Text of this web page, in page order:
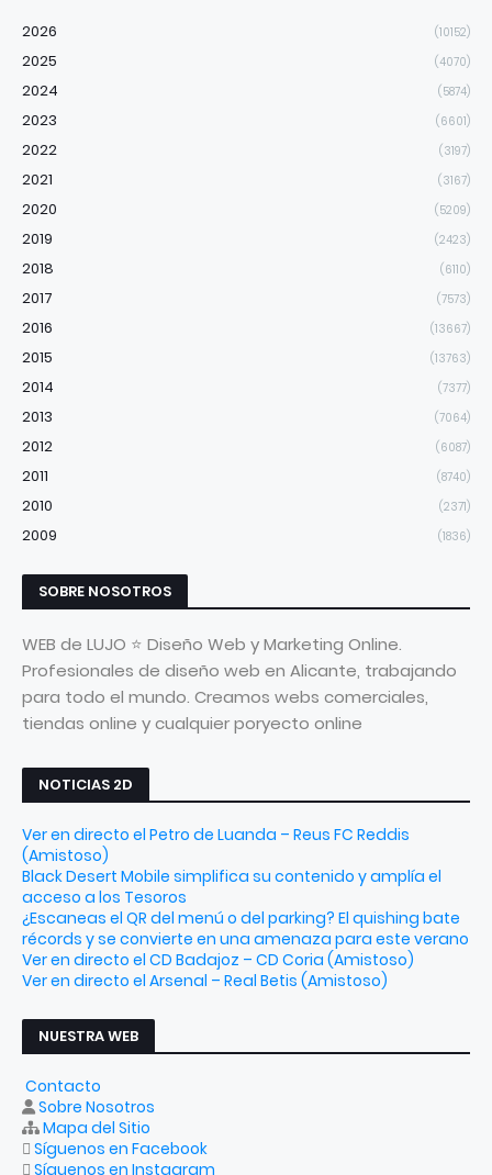
2026 (10152)
2025 (4070)
2024 (5874)
2023 (6601)
2022 (3197)
2021 (3167)
2020 (5209)
2019 (2423)
2018 (6110)
2017 (7573)
2016 (13667)
2015 (13763)
2014 (7377)
2013 (7064)
2012 (6087)
2011 (8740)
2010 (2371)
2009 (1836)
SOBRE NOSOTROS
WEB de LUJO ⭐ Diseño Web y Marketing Online.
Profesionales de diseño web en Alicante, trabajando
para todo el mundo. Creamos webs comerciales,
tiendas online y cualquier poryecto online
NOTICIAS 2D
Ver en directo el Petro de Luanda – Reus FC Reddis
(Amistoso)
Black Desert Mobile simplifica su contenido y amplía el
acceso a los Tesoros
¿Escaneas el QR del menú o del parking? El quishing bate
récords y se convierte en una amenaza para este verano
Ver en directo el CD Badajoz – CD Coria (Amistoso)
Ver en directo el Arsenal – Real Betis (Amistoso)
NUESTRA WEB
Contacto
Sobre Nosotros
Mapa del Sitio
Síguenos en Facebook
Síguenos en Instagram